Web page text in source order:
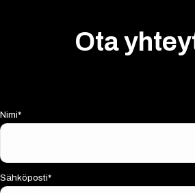
Ota
Nimi*
Sähköposti*